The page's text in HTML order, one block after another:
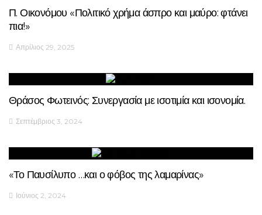
Π. Οικονόμου «Πολιτικό χρήμα άσπρο και μαύρο: φτάνει
πια!»
Απρίλιος 29, 2025
Θράσος Φωτεινός: Συνεργασία με ισοτιμία και ισονομία.
Σεπτέμβριος 3, 2024
«Το Παυσίλυπο …και ο φόβος της λαμαρίνας»
Ιούνιος 2, 2024